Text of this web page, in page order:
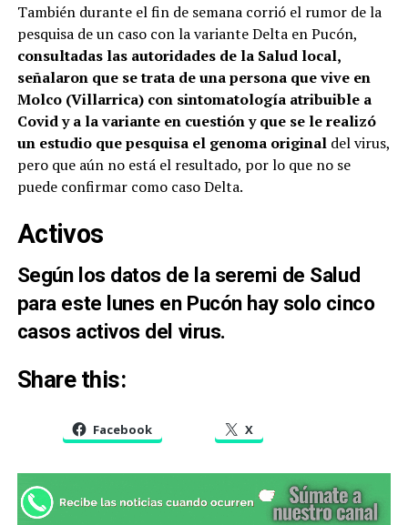
También durante el fin de semana corrió el rumor de la
pesquisa de un caso con la variante Delta en Pucón,
consultadas las autoridades de la Salud local,
señalaron que se trata de una persona que vive en
Molco (Villarrica) con sintomatología atribuible a
Covid y a la variante en cuestión y que se le realizó
un estudio que pesquisa el genoma original del virus,
pero que aún no está el resultado, por lo que no se
puede confirmar como caso Delta.
Activos
Según los datos de la seremi de Salud
para este lunes en Pucón hay solo cinco
casos activos del virus.
Share this:
Facebook X